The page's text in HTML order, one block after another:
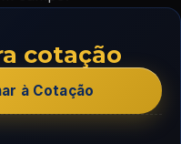
cotação
à Cotação